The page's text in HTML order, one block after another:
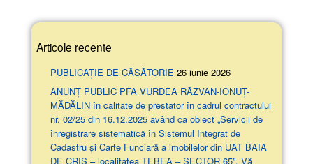
Articole recente
PUBLICAȚIE DE CĂSĂTORIE 26 iunie 2026
ANUNŢ PUBLIC PFA VURDEA RĂZVAN-IONUȚ-
MĂDĂLIN în calitate de prestator în cadrul contractului
nr. 02/25 din 16.12.2025 având ca obiect „Servicii de
înregistrare sistematică în Sistemul Integrat de
Cadastru și Carte Funciară a imobilelor din UAT BAIA
DE CRIȘ – localitatea ȚEBEA – SECTOR 65”. Vă